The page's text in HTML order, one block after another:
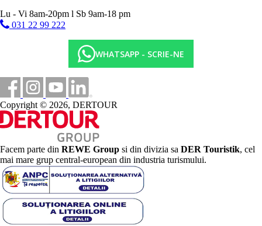
Lu - Vi 8am-20pm l Sb 9am-18 pm
031 22 99 222
WHATSAPP - SCRIE-NE
Copyright © 2026, DERTOUR
Facem parte din REWE Group si din divizia sa DER Touristik, cel
mai mare grup central-european din industria turismului.